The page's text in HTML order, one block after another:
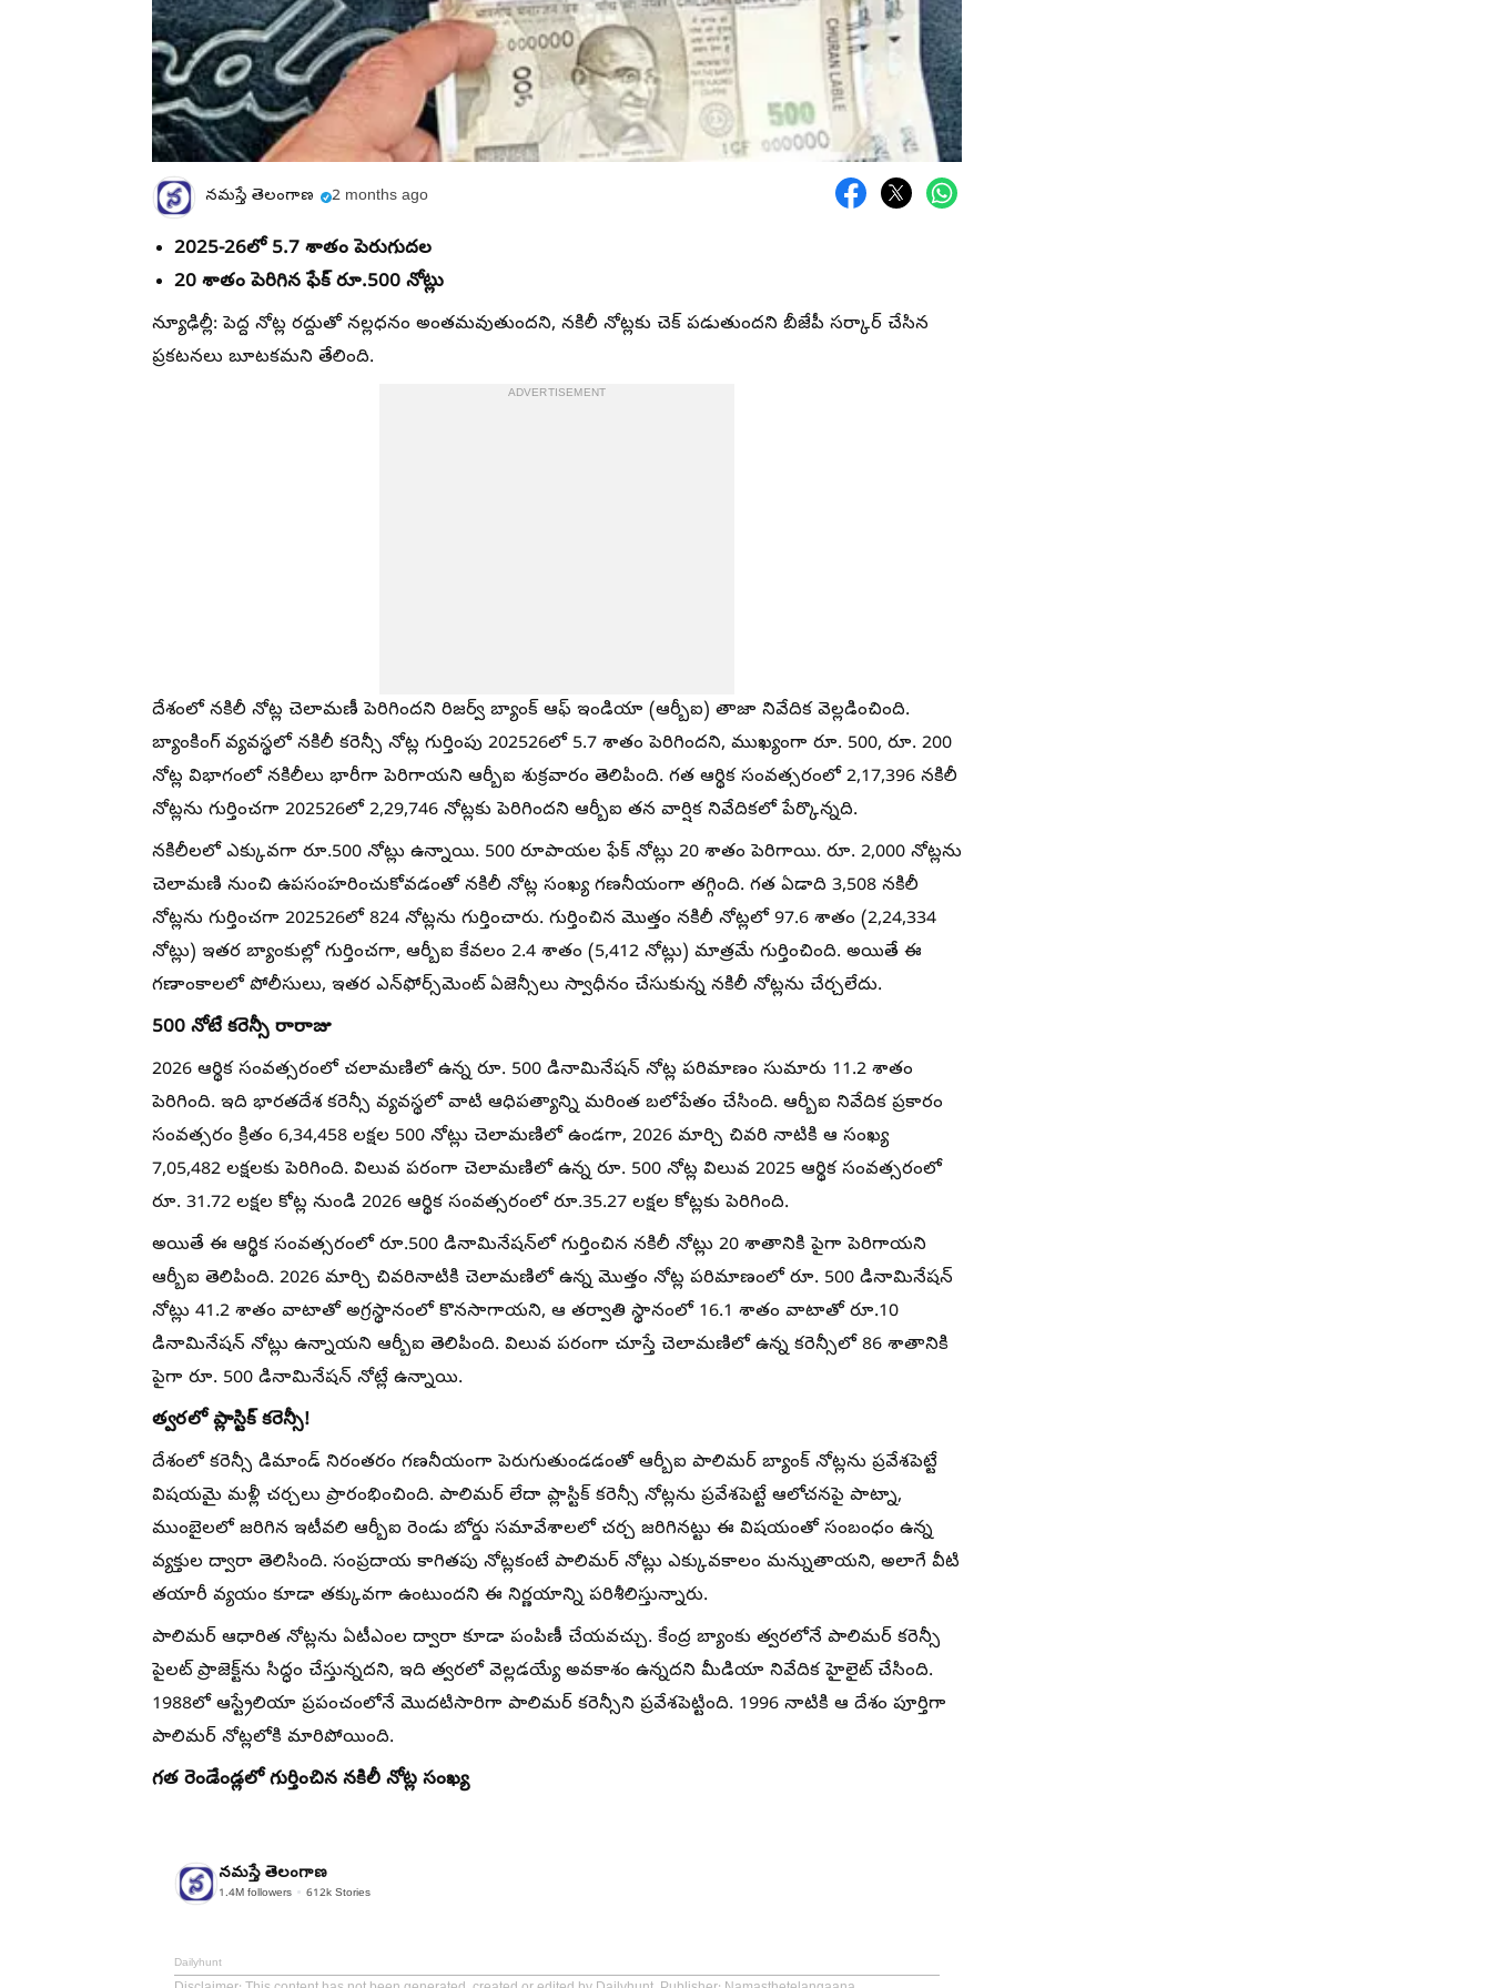
నమస్తే తెలంగాణ 2 months ago
2025-26లో 5.7 శాతం పెరుగుదల
20 శాతం పెరిగిన ఫేక్‌ రూ.500 నోట్లు
న్యూఢిల్లీ: పెద్ద నోట్ల రద్దుతో నల్లధనం అంతమవుతుందని, నకిలీ నోట్లకు చెక్‌ పడుతుందని బీజేపీ సర్కార్‌ చేసిన
ప్రకటనలు బూటకమని తేలింది.
ADVERTISEMENT
దేశంలో నకిలీ నోట్ల చెలామణీ పెరిగిందని రిజర్వ్‌ బ్యాంక్‌ ఆఫ్‌ ఇండియా (ఆర్బీఐ) తాజా నివేదిక వెల్లడించింది.
బ్యాంకింగ్‌ వ్యవస్థలో నకిలీ కరెన్సీ నోట్ల గుర్తింపు 202526లో 5.7 శాతం పెరిగిందని, ముఖ్యంగా రూ. 500, రూ. 200
నోట్ల విభాగంలో నకిలీలు భారీగా పెరిగాయని ఆర్బీఐ శుక్రవారం తెలిపింది. గత ఆర్థిక సంవత్సరంలో 2,17,396 నకిలీ
నోట్లను గుర్తించగా 202526లో 2,29,746 నోట్లకు పెరిగిందని ఆర్బీఐ తన వార్షిక నివేదికలో పేర్కొన్నది.
నకిలీలలో ఎక్కువగా రూ.500 నోట్లు ఉన్నాయి. 500 రూపాయల ఫేక్‌ నోట్లు 20 శాతం పెరిగాయి. రూ. 2,000 నోట్లను
చెలామణి నుంచి ఉపసంహరించుకోవడంతో నకిలీ నోట్ల సంఖ్య గణనీయంగా తగ్గింది. గత ఏడాది 3,508 నకిలీ
నోట్లను గుర్తించగా 202526లో 824 నోట్లను గుర్తించారు. గుర్తించిన మొత్తం నకిలీ నోట్లలో 97.6 శాతం (2,24,334
నోట్లు) ఇతర బ్యాంకుల్లో గుర్తించగా, ఆర్బీఐ కేవలం 2.4 శాతం (5,412 నోట్లు) మాత్రమే గుర్తించింది. అయితే ఈ
గణాంకాలలో పోలీసులు, ఇతర ఎన్‌ఫోర్స్‌మెంట్‌ ఏజెన్సీలు స్వాధీనం చేసుకున్న నకిలీ నోట్లను చేర్చలేదు.
500 నోటే కరెన్సీ రారాజు
2026 ఆర్థిక సంవత్సరంలో చలామణిలో ఉన్న రూ. 500 డినామినేషన్‌ నోట్ల పరిమాణం సుమారు 11.2 శాతం
పెరిగింది. ఇది భారతదేశ కరెన్సీ వ్యవస్థలో వాటి ఆధిపత్యాన్ని మరింత బలోపేతం చేసింది. ఆర్బీఐ నివేదిక ప్రకారం
సంవత్సరం క్రితం 6,34,458 లక్షల 500 నోట్లు చెలామణిలో ఉండగా, 2026 మార్చి చివరి నాటికి ఆ సంఖ్య
7,05,482 లక్షలకు పెరిగింది. విలువ పరంగా చెలామణిలో ఉన్న రూ. 500 నోట్ల విలువ 2025 ఆర్థిక సంవత్సరంలో
రూ. 31.72 లక్షల కోట్ల నుండి 2026 ఆర్థిక సంవత్సరంలో రూ.35.27 లక్షల కోట్లకు పెరిగింది.
అయితే ఈ ఆర్థిక సంవత్సరంలో రూ.500 డినామినేషన్‌లో గుర్తించిన నకిలీ నోట్లు 20 శాతానికి పైగా పెరిగాయని
ఆర్బీఐ తెలిపింది. 2026 మార్చి చివరినాటికి చెలామణిలో ఉన్న మొత్తం నోట్ల పరిమాణంలో రూ. 500 డినామినేషన్‌
నోట్లు 41.2 శాతం వాటాతో అగ్రస్థానంలో కొనసాగాయని, ఆ తర్వాతి స్థానంలో 16.1 శాతం వాటాతో రూ.10
డినామినేషన్‌ నోట్లు ఉన్నాయని ఆర్బీఐ తెలిపింది. విలువ పరంగా చూస్తే చెలామణిలో ఉన్న కరెన్సీలో 86 శాతానికి
పైగా రూ. 500 డినామినేషన్‌ నోట్లే ఉన్నాయి.
త్వరలో ప్లాస్టిక్‌ కరెన్సీ!
దేశంలో కరెన్సీ డిమాండ్‌ నిరంతరం గణనీయంగా పెరుగుతుండడంతో ఆర్బీఐ పాలిమర్‌ బ్యాంక్‌ నోట్లను ప్రవేశపెట్టే
విషయమై మళ్లీ చర్చలు ప్రారంభించింది. పాలిమర్‌ లేదా ప్లాస్టిక్‌ కరెన్సీ నోట్లను ప్రవేశపెట్టే ఆలోచనపై పాట్నా,
ముంబైలలో జరిగిన ఇటీవలి ఆర్బీఐ రెండు బోర్డు సమావేశాలలో చర్చ జరిగినట్టు ఈ విషయంతో సంబంధం ఉన్న
వ్యక్తుల ద్వారా తెలిసింది. సంప్రదాయ కాగితపు నోట్లకంటే పాలిమర్‌ నోట్లు ఎక్కువకాలం మన్నుతాయని, అలాగే వీటి
తయారీ వ్యయం కూడా తక్కువగా ఉంటుందని ఈ నిర్ణయాన్ని పరిశీలిస్తున్నారు.
పాలిమర్‌ ఆధారిత నోట్లను ఏటీఎంల ద్వారా కూడా పంపిణీ చేయవచ్చు. కేంద్ర బ్యాంకు త్వరలోనే పాలిమర్‌ కరెన్సీ
పైలట్‌ ప్రాజెక్ట్‌ను సిద్ధం చేస్తున్నదని, ఇది త్వరలో వెల్లడయ్యే అవకాశం ఉన్నదని మీడియా నివేదిక హైలైట్‌ చేసింది.
1988లో ఆస్ట్రేలియా ప్రపంచంలోనే మొదటిసారిగా పాలిమర్‌ కరెన్సీని ప్రవేశపెట్టింది. 1996 నాటికి ఆ దేశం పూర్తిగా
పాలిమర్‌ నోట్లలోకి మారిపోయింది.
గత రెండేండ్లలో గుర్తించిన నకిలీ నోట్ల సంఖ్య
నమస్తే తెలంగాణ
1.4M followers 612k Stories
Dailyhunt